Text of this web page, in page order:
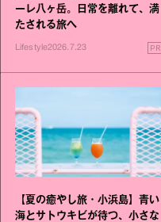
ーレ八ヶ岳。日常を離れて、満
たされる旅へ
Lifestyle2026.7.23 PR
【夏の癒やし旅・小浜島】青い
海とサトウキビが待つ、小さな